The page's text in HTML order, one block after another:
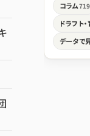
コラム719
ドラフト
データで